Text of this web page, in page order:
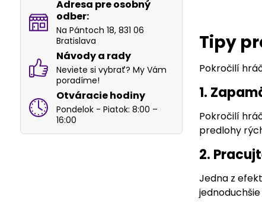
Tipy
Pokročilí
1.
Pokročilí
predlohy
2.
Jedna z
Adresa pre osobný
odber:
Na Pántoch 18, 831 06
Bratislava
Návody a rady
Neviete si vybrať? My Vám
poradíme!
Otváracie hodiny
Pondelok - Piatok: 8:00 –
16:00